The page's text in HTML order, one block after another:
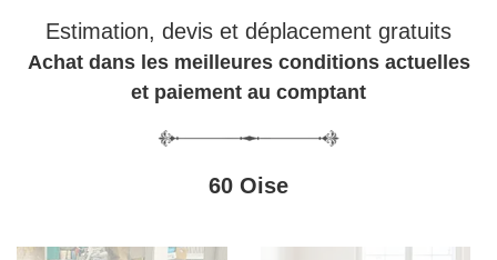
Estimation, devis et déplacement gratuits
Achat dans les meilleures conditions actuelles
et paiement au comptant
60 Oise